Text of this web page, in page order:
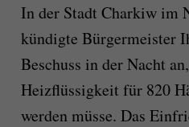
In der Stadt Charkiw im
kündigte Bürgermeister
Beschuss in der Nacht
Heizflüssigkeit für 820
werden müsse. Das